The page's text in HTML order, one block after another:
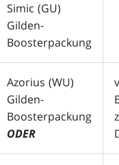
Simic (GU)
Gilden-
Boosterpackung
Azorius (WU)
Gilden-
Boosterpackung
ODER